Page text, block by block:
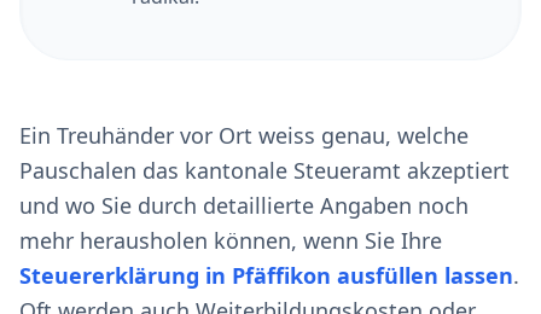
Ein Treuhänder vor Ort weiss genau, welche
Pauschalen das kantonale Steueramt akzeptiert
und wo Sie durch detaillierte Angaben noch
mehr herausholen können, wenn Sie Ihre
Steuererklärung in Pfäffikon ausfüllen lassen.